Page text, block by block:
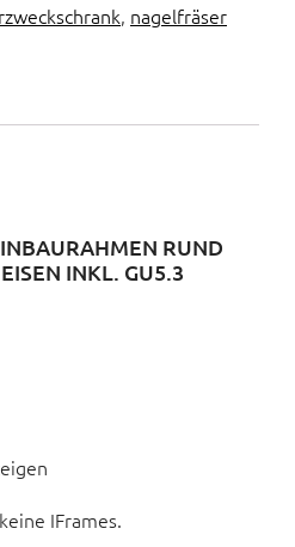
, nagelfräser
RUND
INKL. GU5.3
IFrames.